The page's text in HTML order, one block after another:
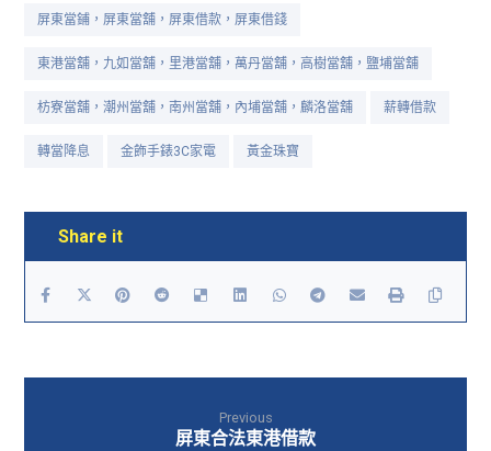
屏東當鋪，屏東當舖，屏東借款，屏東借錢
東港當舖，九如當舖，里港當舖，萬丹當舖，高樹當舖，鹽埔當舖
枋寮當舖，潮州當舖，南州當舖，內埔當舖，麟洛當舖 薪轉借款
轉當降息 金飾手錶3C家電 黃金珠寶
Previous
屏東合法東港借款